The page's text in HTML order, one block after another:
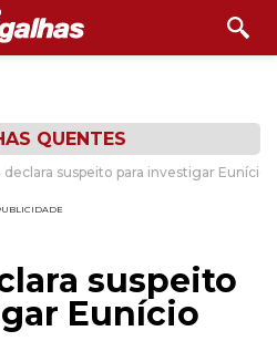
QUENTES
declara suspeito para investigar Eunício
suspeito
Eunício